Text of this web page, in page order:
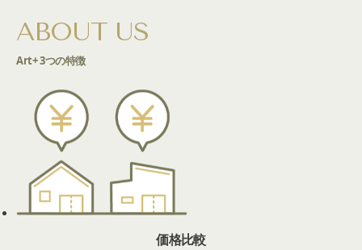
ABOUT US
Art+ 3つの特徴
価格比較